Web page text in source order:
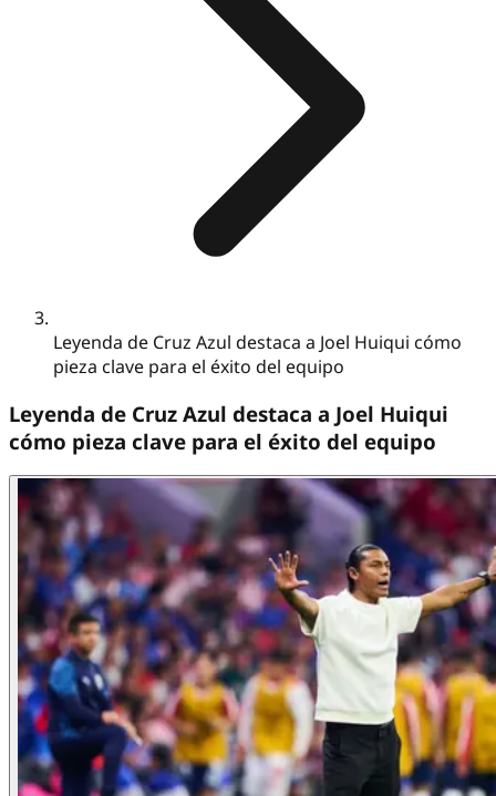
Leyenda de Cruz Azul destaca a Joel Huiqui cómo
pieza clave para el éxito del equipo
Leyenda de Cruz Azul destaca a Joel Huiqui
cómo pieza clave para el éxito del equipo